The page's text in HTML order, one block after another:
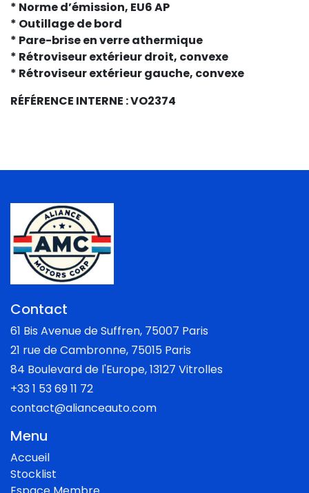
* Norme d’émission, EU6 AP
* Outillage de bord
* Pare-brise en verre athermique
* Rétroviseur extérieur droit, convexe
* Rétroviseur extérieur gauche, convexe
RÉFÉRENCE INTERNE : VO2374
Contact
61 Bis Avenue de Suffren, 75007 Paris
21 rue de Cambronne, 75015 Paris
84 Boulevard de l'Europe, 13127 Vitrolles
+33 1 53 69 11 72
contact@alianceauto.com
Menu
Accueil
Stocklist